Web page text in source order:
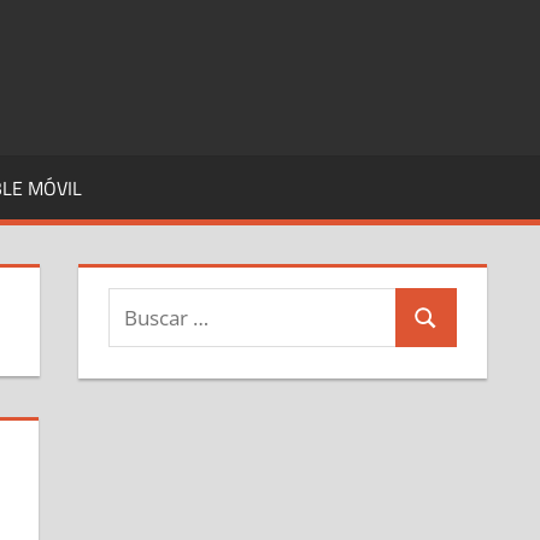
MÓVIL
Buscar:
Buscar